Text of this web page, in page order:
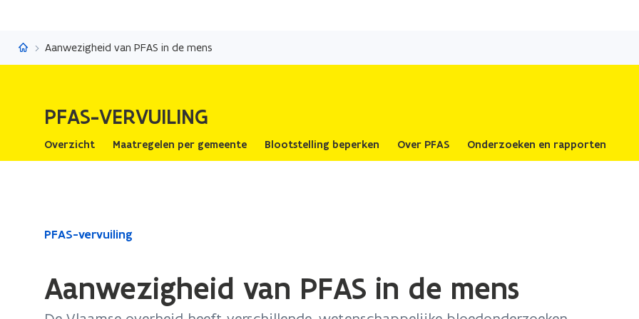
naar
PFAS-vervuiling
Aanwezigheid van PFAS in de mens
PFAS-VERVUILING
Overzicht Maatregelen per gemeente Blootstelling beperken Over PFAS Onderzoeken en rapporten
Gedaan
bevindt
PFAS-vervuiling
Aanwezigheid van PFAS in de mens